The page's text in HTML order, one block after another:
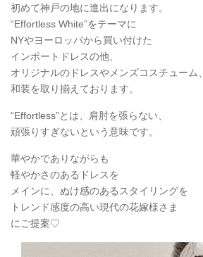
初めて神戸の地に進出になります。
“Effortless White”をテーマに
NYやヨーロッパから買い付けた
インポートドレスの他、
オリジナルのドレスやメンズコスチューム、
和装を取り揃えております。
“Effortless”とは、肩肘を張らない、
頑張りすぎないという意味です。
華やかでありながらも
軽やかさのあるドレスを
メインに、ぬけ感のあるスタイリングを
トレンド感度の高い現代の花嫁様さま
にご提案♡